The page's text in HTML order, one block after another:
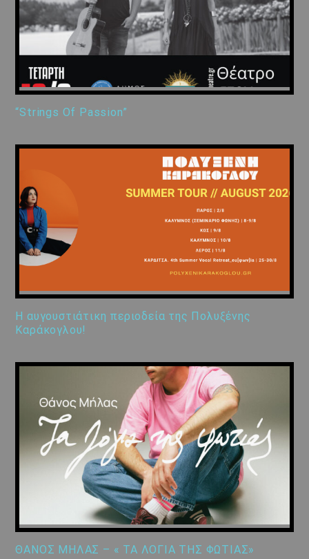
“Strings Of Passion”
Η αυγουστιάτικη περιοδεία της Πολυξένης
Καράκογλου!
ΘΑΝΟΣ ΜΗΛΑΣ – « ΤΑ ΛΟΓΙΑ ΤΗΣ ΦΩΤΙΑΣ»